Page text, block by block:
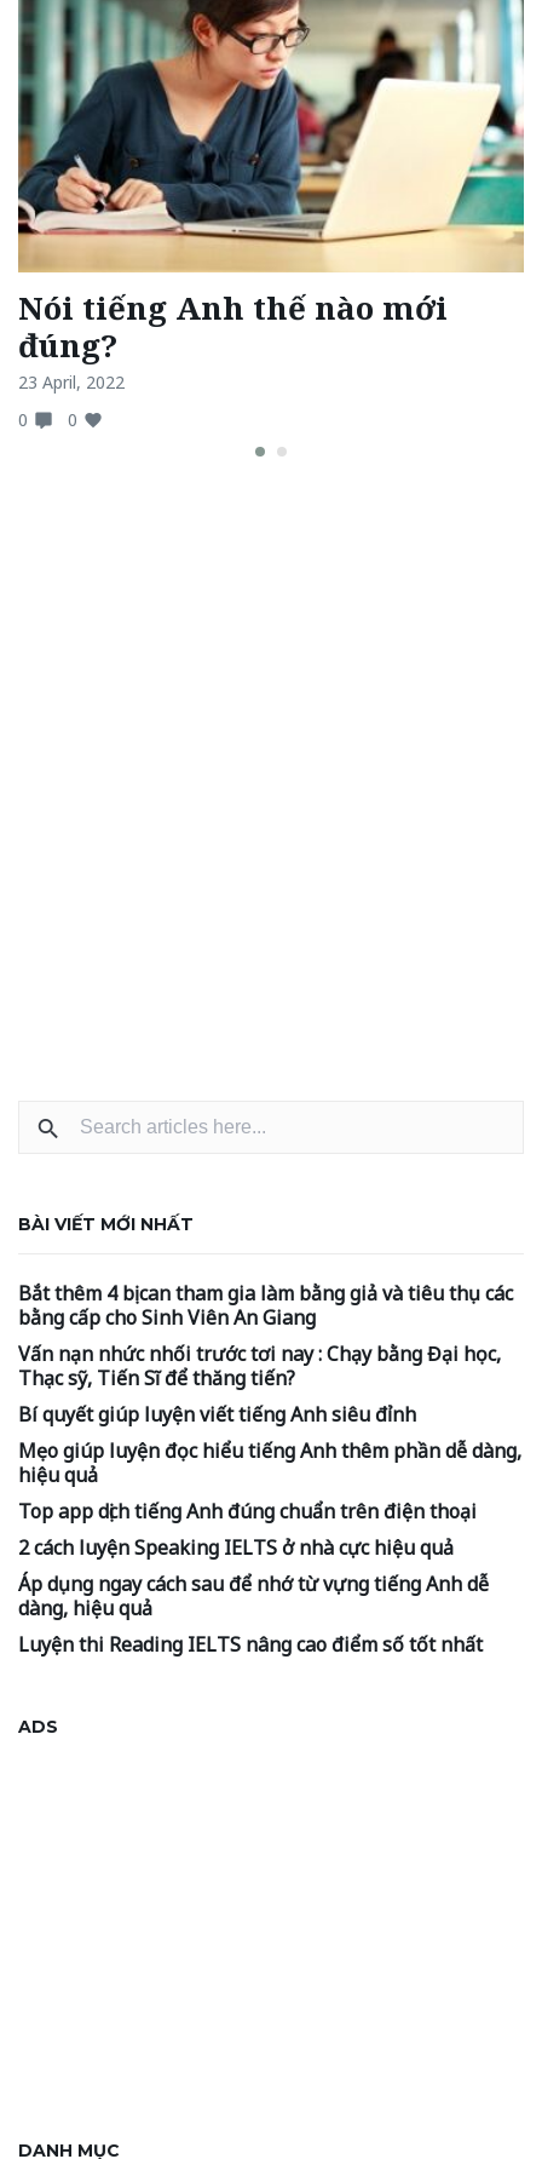
Nói tiếng Anh thế nào mới
đúng?
23 April, 2022
0
0
BÀI VIẾT MỚI NHẤT
Bắt thêm 4 bị can tham gia làm bằng giả và tiêu thụ các
bằng cấp cho Sinh Viên An Giang
Vấn nạn nhức nhối trước tơi nay : Chạy bằng Đại học,
Thạc sỹ, Tiến Sĩ để thăng tiến?
Bí quyết giúp luyện viết tiếng Anh siêu đỉnh
Mẹo giúp luyện đọc hiểu tiếng Anh thêm phần dễ dàng,
hiệu quả
Top app dịch tiếng Anh đúng chuẩn trên điện thoại
2 cách luyện Speaking IELTS ở nhà cực hiệu quả
Áp dụng ngay cách sau để nhớ từ vựng tiếng Anh dễ
dàng, hiệu quả
Luyện thi Reading IELTS nâng cao điểm số tốt nhất
ADS
DANH MỤC